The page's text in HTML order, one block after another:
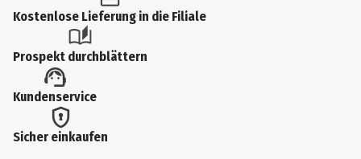
Produkttyp
Leuchtmittel
Energieeffizienzklasse
Anwendungshinweis
Kostenlose Lieferung in die Filiale
Prospekt durchblättern
Kundenservice
Sicher einkaufen